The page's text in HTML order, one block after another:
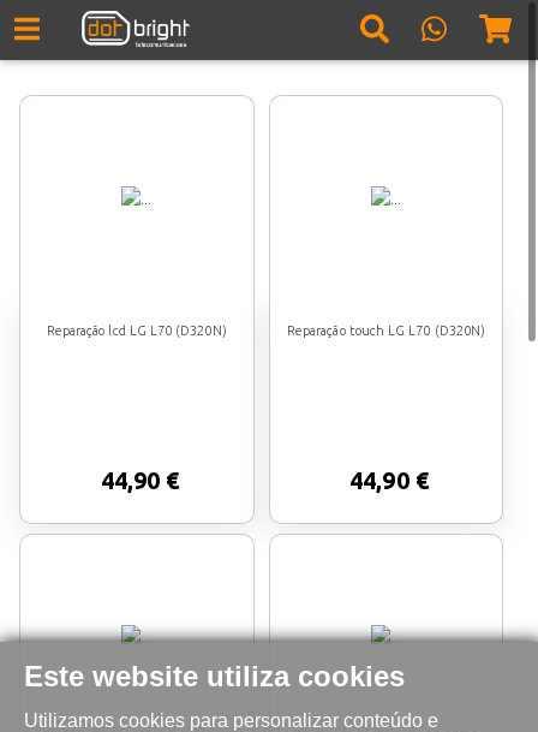
Este website utiliza cookies
Utilizamos cookies para personalizar conteúdo e
Reparação lcd LG L70 (D320N)
44,90 €
Reparação touch LG L70 (D320N)
44,90 €